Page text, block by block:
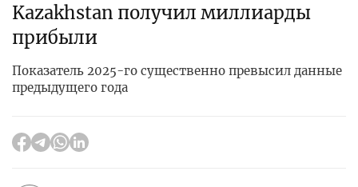
Kazakhstan получил миллиарды
прибыли
Показатель 2025-го существенно превысил данные
предыдущего года